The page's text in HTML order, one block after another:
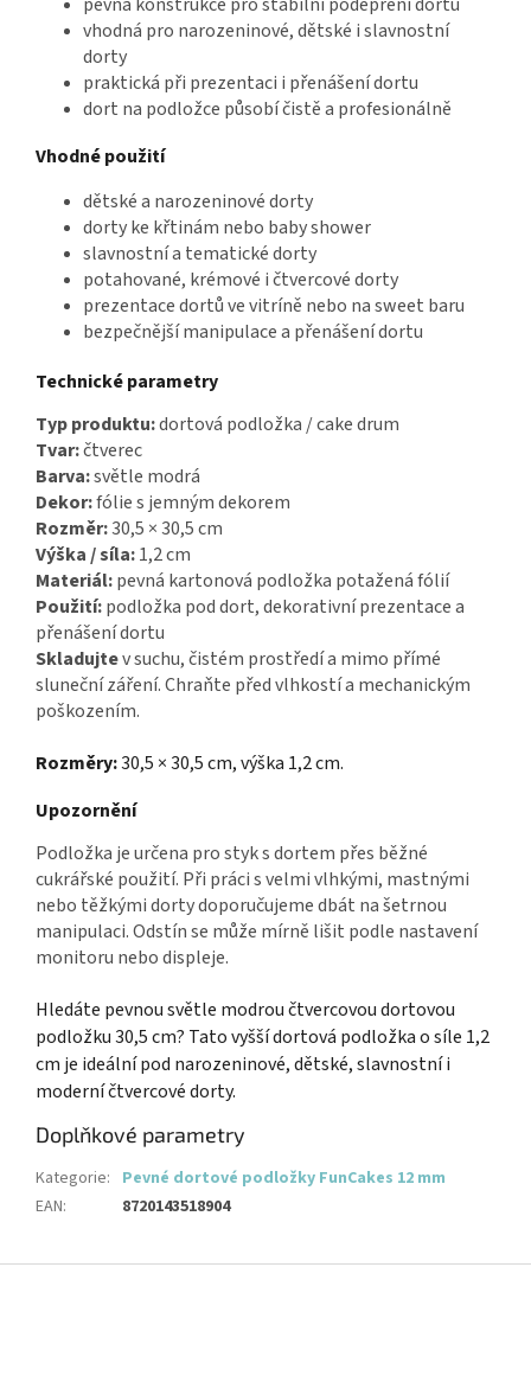
vhodná pro narozeninové, dětské i slavnostní
dorty
praktická při prezentaci i přenášení dortu
dort na podložce působí čistě a profesionálně
Vhodné použití
dětské a narozeninové dorty
dorty ke křtinám nebo baby shower
slavnostní a tematické dorty
potahované, krémové i čtvercové dorty
prezentace dortů ve vitríně nebo na sweet baru
bezpečnější manipulace a přenášení dortu
Technické parametry
Typ produktu:dortová podložka / cake drum
Tvar:čtverec
Barva:světle modrá
Dekor:fólie s jemným dekorem
Rozměr:30,5 × 30,5 cm
Výška / síla:1,2 cm
Materiál:pevná kartonová podložka potažená fólií
Použití:podložka pod dort, dekorativní prezentace a
přenášení dortu
Skladujtev suchu, čistém prostředí a mimo přímé
sluneční záření. Chraňte před vlhkostí a mechanickým
poškozením.
Rozměry:30,5 × 30,5 cm, výška 1,2 cm.
Upozornění
Podložka je určena pro styk s dortem přes běžné
cukrářské použití. Při práci s velmi vlhkými, mastnými
nebo těžkými dorty doporučujeme dbát na šetrnou
manipulaci. Odstín se může mírně lišit podle nastavení
monitoru nebo displeje.
Hledáte pevnou světle modrou čtvercovou dortovou
podložku 30,5 cm? Tato vyšší dortová podložka o síle 1,2
cm je ideální pod narozeninové, dětské, slavnostní i
moderní čtvercové dorty.
Doplňkové parametry
Kategorie: Pevné dortové podložky FunCakes 12 mm
EAN: 8720143518904